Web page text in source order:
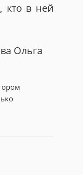
кто в ней
Ольга